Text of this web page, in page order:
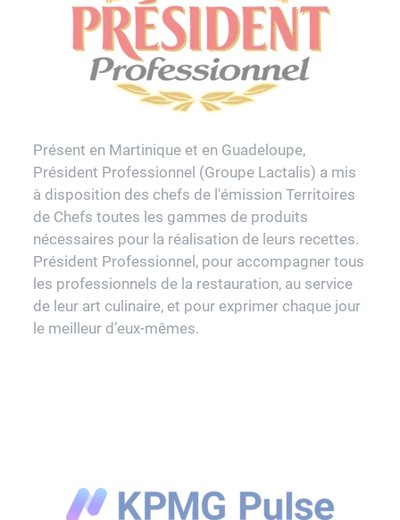
Présent en Martinique et en Guadeloupe,
Président Professionnel (Groupe Lactalis) a mis
à disposition des chefs de l'émission Territoires
de Chefs toutes les gammes de produits
nécessaires pour la réalisation de leurs recettes.
Président Professionnel, pour accompagner tous
les professionnels de la restauration, au service
de leur art culinaire, et pour exprimer chaque jour
le meilleur d’eux-mêmes.